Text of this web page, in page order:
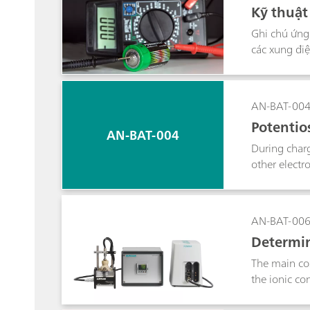
Kỹ
Ghi chú
các xung
đồ điện thế
AN-BAT-004
AN-BAT-004
During
other
active
AN-BAT-006
The main
the ionic